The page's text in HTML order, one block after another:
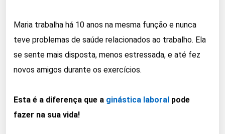
Maria trabalha há 10 anos na mesma função e nunca
teve problemas de saúde relacionados ao trabalho. Ela
se sente mais disposta, menos estressada, e até fez
novos amigos durante os exercícios.
Esta é a diferença que a ginástica laboral pode
fazer na sua vida!